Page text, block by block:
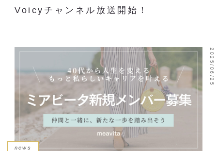
Voicyチャンネル放送開始！
news
2025/06/25